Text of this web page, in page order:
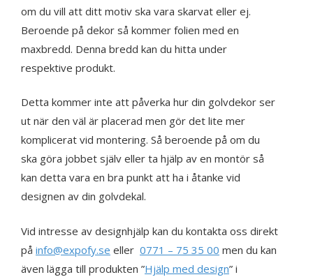
om du vill att ditt motiv ska vara skarvat eller ej.
Beroende på dekor så kommer folien med en
maxbredd. Denna bredd kan du hitta under
respektive produkt.
Detta kommer inte att påverka hur din golvdekor ser
ut när den väl är placerad men gör det lite mer
komplicerat vid montering. Så beroende på om du
ska göra jobbet själv eller ta hjälp av en montör så
kan detta vara en bra punkt att ha i åtanke vid
designen av din golvdekal.
Vid intresse av designhjälp kan du kontakta oss direkt
på info@expofy.se eller 0771 – 75 35 00 men du kan
även lägga till produkten ”Hjälp med design” i